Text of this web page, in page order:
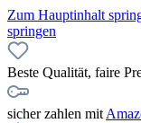
Zum Hauptinhalt
springen
Beste Qualität, faire
sicher zahlen mit